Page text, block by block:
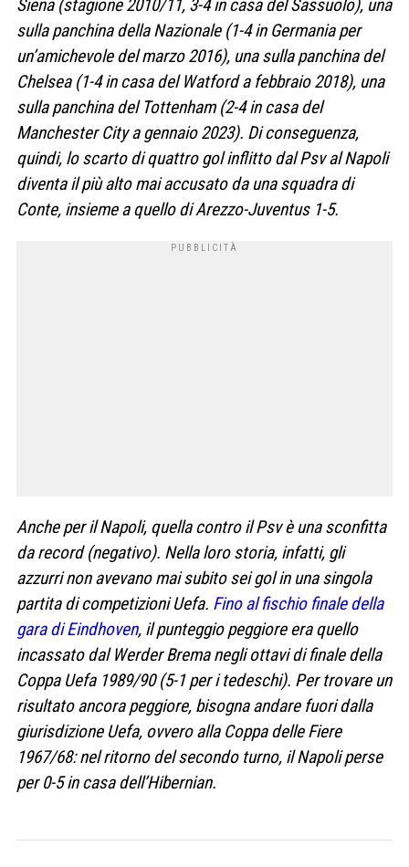
Siena (stagione 2010/11, 3-4 in casa del Sassuolo), una
sulla panchina della Nazionale (1-4 in Germania per
un’amichevole del marzo 2016), una sulla panchina del
Chelsea (1-4 in casa del Watford a febbraio 2018), una
sulla panchina del Tottenham (2-4 in casa del
Manchester City a gennaio 2023). Di conseguenza,
quindi, lo scarto di quattro gol inflitto dal Psv al Napoli
diventa il più alto mai accusato da una squadra di
Conte, insieme a quello di Arezzo-Juventus 1-5.
Anche per il Napoli, quella contro il Psv è una sconfitta
da record (negativo). Nella loro storia, infatti, gli
azzurri non avevano mai subito sei gol in una singola
partita di competizioni Uefa. Fino al fischio finale della
gara di Eindhoven, il punteggio peggiore era quello
incassato dal Werder Brema negli ottavi di finale della
Coppa Uefa 1989/90 (5-1 per i tedeschi). Per trovare un
risultato ancora peggiore, bisogna andare fuori dalla
giurisdizione Uefa, ovvero alla Coppa delle Fiere
1967/68: nel ritorno del secondo turno, il Napoli perse
per 0-5 in casa dell’Hibernian.